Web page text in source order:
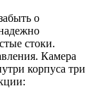
о
стоки.
Камера
корпуса три